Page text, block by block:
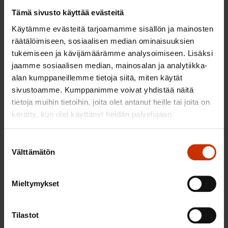
Tämä sivusto käyttää evästeitä
Käytämme evästeitä tarjoamamme sisällön ja mainosten
räätälöimiseen, sosiaalisen median ominaisuuksien
tukemiseen ja kävijämäärämme analysoimiseen. Lisäksi
jaamme sosiaalisen median, mainosalan ja analytiikka-
alan kumppaneillemme tietoja siitä, miten käytät
sivustoamme. Kumppanimme voivat yhdistää näitä
tietoja muihin tietoihin, joita olet antanut heille tai joita on
kerätty, kun olet käyttänyt heidän palvelujaan.
valinta
Välttämätön
Mieltymykset
Tilastot
kiireellä. SAK huomauttaa, että hallituksen
esityksessä ei ole tehty riittävää
kokonaisvaikutusarviota indeksijäädytysten ja
lapsilisien muutosten osalta. Vaikutusarvioista
puuttuvat edelleen myös etuudensaajien
toimeentuloon merkittävästi vaikuttavat muut
hallituksen etuusleikkaukset.
Suomen Ammattiliittojen Keskusjärjestö SAK ry